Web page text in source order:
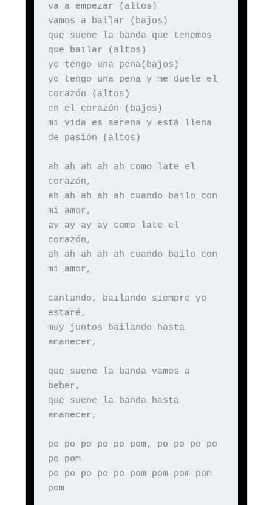
va a empezar (altos)
vamos a bailar (bajos)
que suene la banda que tenemos
que bailar (altos)
yo tengo una pena(bajos)
yo tengo una pena y me duele el
corazón (altos)
en el corazón (bajos)
mi vida es serena y está llena
de pasión (altos)
ah ah ah ah ah como late el
corazón,
ah ah ah ah ah cuando bailo con
mi amor,
ay ay ay ay como late el
corazón,
ah ah ah ah ah cuando bailo con
mi amor,
cantando, bailando siempre yo
estaré,
muy juntos bailando hasta
amanecer,
que suene la banda vamos a
beber,
que suene la banda hasta
amanecer,
po po po po po pom, po po po po
po pom
po po po po po pom pom pom pom
pom